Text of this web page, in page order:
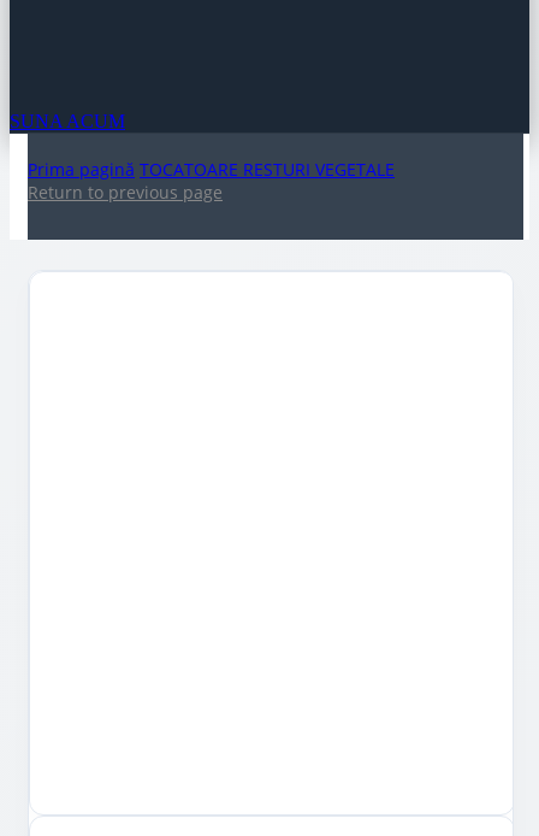
SUNA ACUM
Prima pagină TOCATOARE RESTURI VEGETALE
Return to previous page